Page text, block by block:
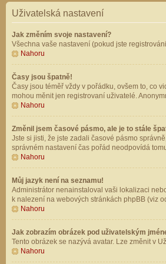
Uživatelská nastavení
Jak změním svoje nastavení?
Všechna vaše nastavení (pokud jste
Nahoru
Časy jsou špatně!
Časy jsou téměř vždy v pořádku, ovšem to, co
mohou měnit jen registrovaní uživatelé.
Nahoru
Změnil jsem časové pásmo, ale je to stále
Jste si jisti, že jste zadali časové pásmo
správném nastavení čas pořád neodpovídá
Nahoru
Můj jazyk není na seznamu!
Administrátor nenainstaloval vaši lokalizaci
k nalezení na webových stránkách phpBB (viz
Nahoru
Jak zobrazím obrázek pod uživatelským
Tento obrázek se nazývá avatar. Lze změnit v
Nahoru